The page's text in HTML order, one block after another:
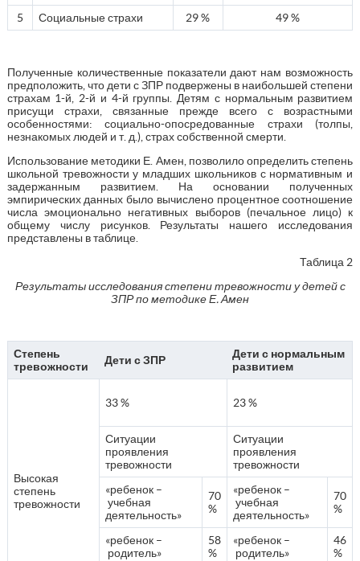
5 Социальные страхи 29 % 49 %
Полученные количественные показатели дают нам возможность
предположить, что дети с ЗПР подвержены в наибольшей степени
страхам 1-й, 2-й и 4-й группы. Детям с нормальным развитием
присущи страхи, связанные прежде всего с возрастными
особенностями: социально-опосредованные страхи (толпы,
незнакомых людей и т. д.), страх собственной смерти.
Использование методики Е. Амен, позволило определить степень
школьной тревожности у младших школьников с нормативным и
задержанным развитием. На основании полученных
эмпирических данных было вычислено процентное соотношение
числа эмоционально негативных выборов (печальное лицо) к
общему числу рисунков. Результаты нашего исследования
представлены в таблице.
Таблица 2
Результаты исследования степени тревожности у детей с
ЗПР по методике Е. Амен
Степень
тревожности
Дети с ЗПР
Дети с нормальным
развитием
Высокая
степень
тревожности
33 % 23 %
Ситуации
проявления
тревожности
Ситуации
проявления
тревожности
«ребенок –
учебная
деятельность»
70
%
«ребенок –
учебная
деятельность»
70
%
«ребенок –
родитель»
58
%
«ребенок –
родитель»
46
%